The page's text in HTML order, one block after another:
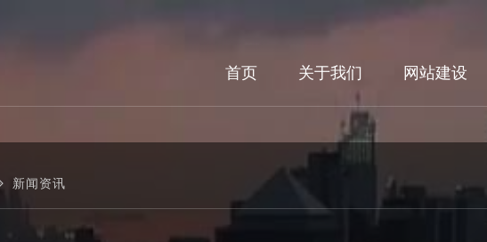
首页 关于我们 网站建设
新闻资讯